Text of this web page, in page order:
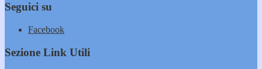
Seguici su
Facebook
Sezione Link Utili